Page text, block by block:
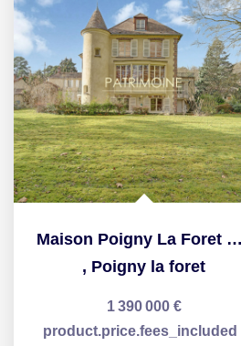
MAISON POIGNY LA FORET - 9 pièce(s) - 372.73 m2
, Poigny la foret
1 250 000 €
product.price.fees_included